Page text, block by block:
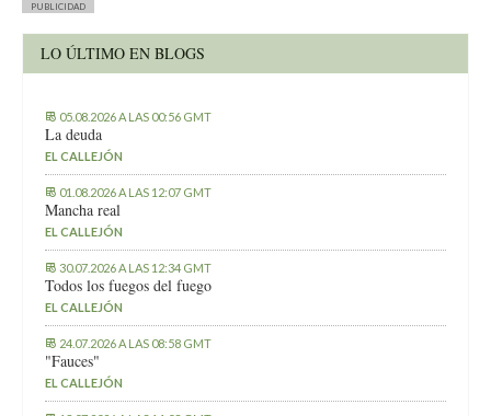
PUBLICIDAD
LO ÚLTIMO EN BLOGS
05.08.2026 A LAS 00:56 GMT
La deuda
EL CALLEJÓN
01.08.2026 A LAS 12:07 GMT
Mancha real
EL CALLEJÓN
30.07.2026 A LAS 12:34 GMT
Todos los fuegos del fuego
EL CALLEJÓN
24.07.2026 A LAS 08:58 GMT
"Fauces"
EL CALLEJÓN